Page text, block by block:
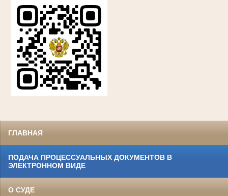
ГЛАВНАЯ
ПОДАЧА ПРОЦЕССУАЛЬНЫХ ДОКУМЕНТОВ В
ЭЛЕКТРОННОМ ВИДЕ
О СУДЕ